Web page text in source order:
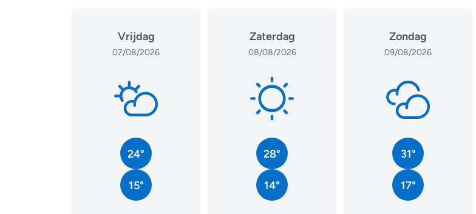
Vrijdag
07/08/2026
24°
15°
Zaterdag
08/08/2026
28°
14°
Zondag
09/08/2026
31°
17°